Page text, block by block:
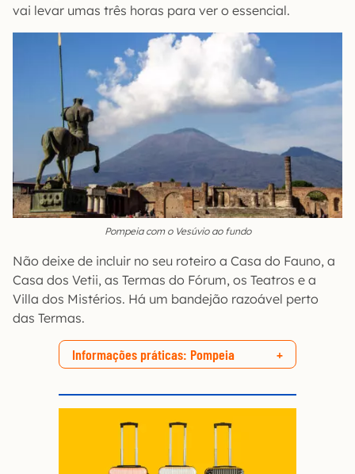
vai levar umas três horas para ver o essencial.
Pompeia com o Vesúvio ao fundo
Não deixe de incluir no seu roteiro a Casa do Fauno, a
Casa dos Vetii, as Termas do Fórum, os Teatros e a
Villa dos Mistérios. Há um bandejão razoável perto
das Termas.
Informações práticas: Pompeia